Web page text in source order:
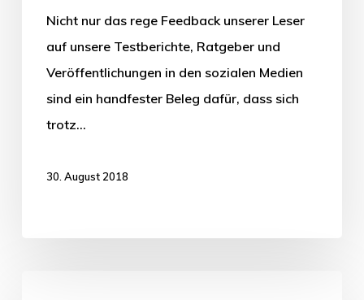
Nicht nur das rege Feedback unserer Leser
auf unsere Testberichte, Ratgeber und
Veröffentlichungen in den sozialen Medien
sind ein handfester Beleg dafür, dass sich
trotz…
30. August 2018